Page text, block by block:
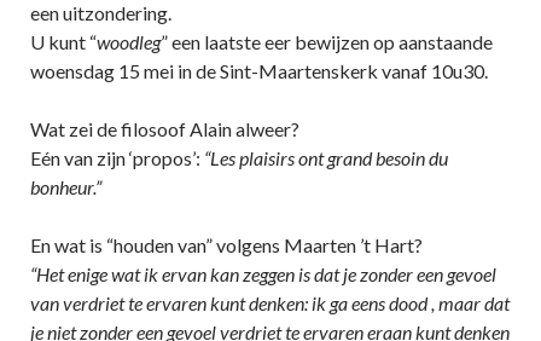
een uitzondering.
U kunt “woodleg” een laatste eer bewijzen op aanstaande
woensdag 15 mei in de Sint-Maartenskerk vanaf 10u30.
Wat zei de filosoof Alain alweer?
Eén van zijn ‘propos’: “Les plaisirs ont grand besoin du
bonheur.”
En wat is “houden van” volgens Maarten ’t Hart?
“Het enige wat ik ervan kan zeggen is dat je zonder een gevoel
van verdriet te ervaren kunt denken: ik ga eens dood , maar dat
je niet zonder een gevoel verdriet te ervaren eraan kunt denken